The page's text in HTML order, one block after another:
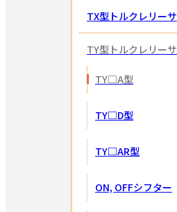
TX型トルクレリーサ
TY型トルクレリーサ
TY□A型
TY□D型
TY□AR型
ON, OFFシフター